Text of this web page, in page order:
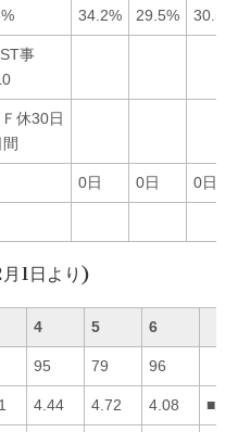
34.2% 29.5% 30.5%
事
休30日
0日 0日 0日
1日より)
4 5 6
95 79 96
4.44 4.72 4.08